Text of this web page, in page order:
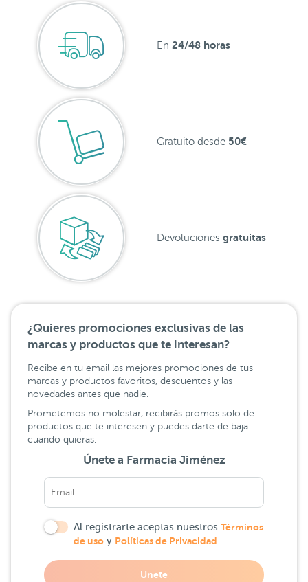
En 24/48 horas
Gratuito desde 50€
Devoluciones gratuitas
¿Quieres promociones exclusivas de las
marcas y productos que te interesan?
Recibe en tu email las mejores promociones de tus
marcas y productos favoritos, descuentos y las
novedades antes que nadie.
Prometemos no molestar, recibirás promos solo de
productos que te interesen y puedes darte de baja
cuando quieras.
Únete a Farmacia Jiménez
Al registrarte aceptas nuestros Términos
de uso y Políticas de Privacidad
Unete